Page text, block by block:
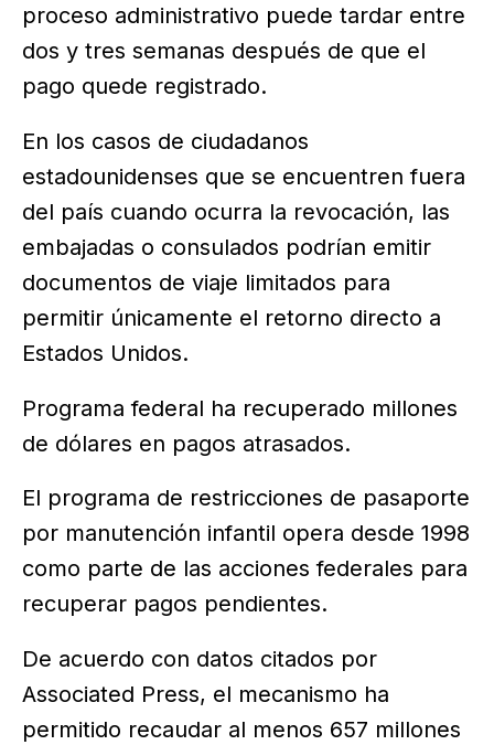
proceso administrativo puede tardar entre
dos y tres semanas después de que el
pago quede registrado.
En los casos de ciudadanos
estadounidenses que se encuentren fuera
del país cuando ocurra la revocación, las
embajadas o consulados podrían emitir
documentos de viaje limitados para
permitir únicamente el retorno directo a
Estados Unidos.
Programa federal ha recuperado millones
de dólares en pagos atrasados.
El programa de restricciones de pasaporte
por manutención infantil opera desde 1998
como parte de las acciones federales para
recuperar pagos pendientes.
De acuerdo con datos citados por
Associated Press, el mecanismo ha
permitido recaudar al menos 657 millones